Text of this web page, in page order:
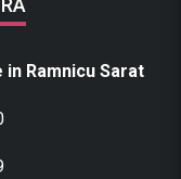
Ramnicu Sarat